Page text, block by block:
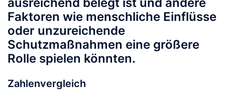
Faktoren wie menschliche Einflüsse
oder unzureichende
Schutzmaßnahmen eine größere
Rolle spielen könnten.
Zahlenvergleich